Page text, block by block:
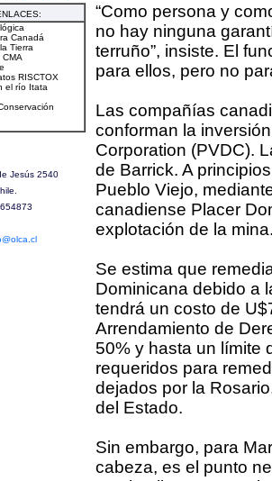
“Como persona y
no hay ninguna
terruño”, insiste. El
para ellos, pero no
Las compañías
conforman la
Corporation (PVDC).
de Barrick. A
Pueblo Viejo,
canadiense Placer
explotación de la
Se estima que
Dominicana debido a
tendrá un costo de
Arrendamiento de
50% y hasta un límite
requeridos para
dejados por la
del Estado.
Sin embargo, para
cabeza, es el punto